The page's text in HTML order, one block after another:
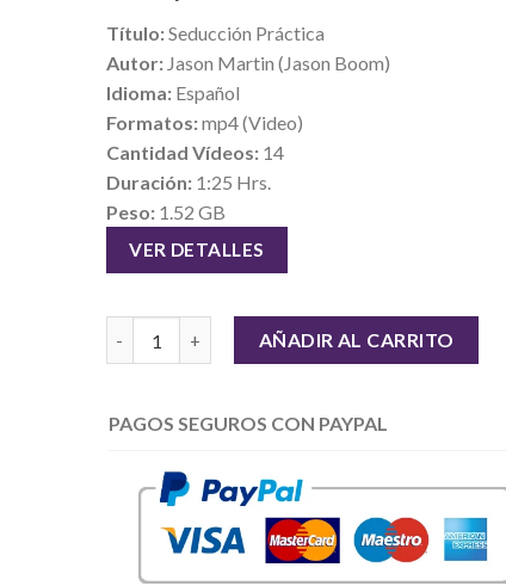
Título:Seducción Práctica
Autor:Jason Martin (Jason Boom)
Idioma:Español
Formatos:mp4 (Video)
Cantidad Vídeos:14
Duración:1:25 Hrs.
Peso:1.52 GB
VER DETALLES
Seducción Práctica – Jason Boom cantidad
AÑADIR AL CARRITO
PAGOS SEGUROS CON PAYPAL